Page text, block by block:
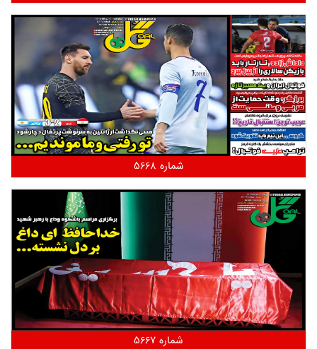
شماره 5668
شماره 5667